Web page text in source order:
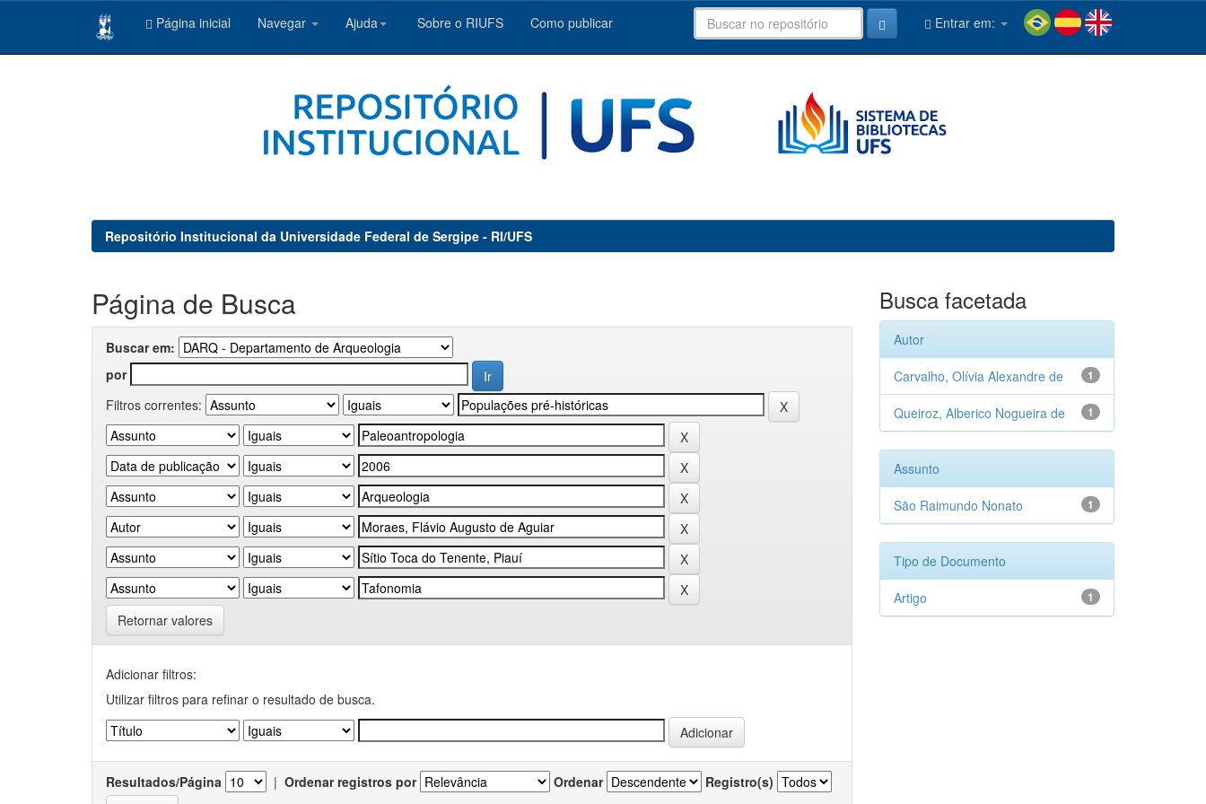
Página inicial Navegar Ajuda Sobre o RIUFS Como publicar Entrar em:
Repositório Institucional da Universidade Federal de Sergipe - RI/UFS
Página de Busca
Buscar em:
por
Filtros correntes:
Retornar valores
Adicionar filtros:
Utilizar filtros para refinar o resultado de busca.
Resultados/Página | Ordenar registros por Ordenar Registro(s)
Busca facetada
Autor
1
Carvalho, Olívia Alexandre de
1
Queiroz, Alberico Nogueira de
Assunto
1
São Raimundo Nonato
Tipo de Documento
1
Artigo